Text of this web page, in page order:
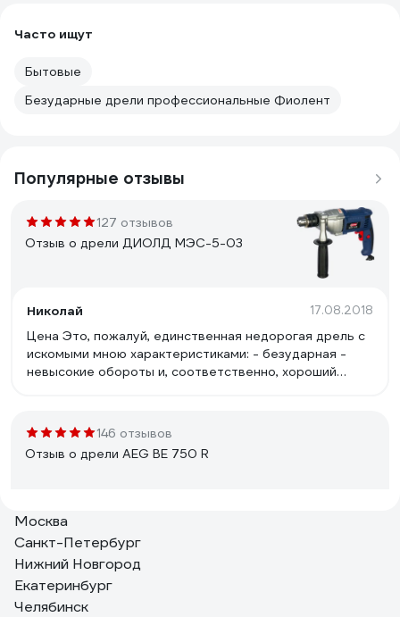
Часто ищут
Бытовые
Безударные дрели профессиональные Фиолент
Популярные отзывы
127 отзывов
Отзыв о дрели ДИОЛД МЭС-5-03
Николай 17.08.2018
Цена Это, пожалуй, единственная недорогая дрель с
искомыми мною характеристиками: - безударная -
невысокие обороты и, соответственно, хороший
подшипниках Удобная доп. ручка с 12 пазами с каждой
стороны типа &quot;коронка&quot;, удобно ставить
как нужно и надёжно фиксировать. Хорошее
146 отзывов
Отзыв о дрели AEG BE 750 R
Александр
привлекательная цена для девайса такого уровня.
Москва
Санкт-Петербург
Нижний Новгород
Екатеринбург
Челябинск